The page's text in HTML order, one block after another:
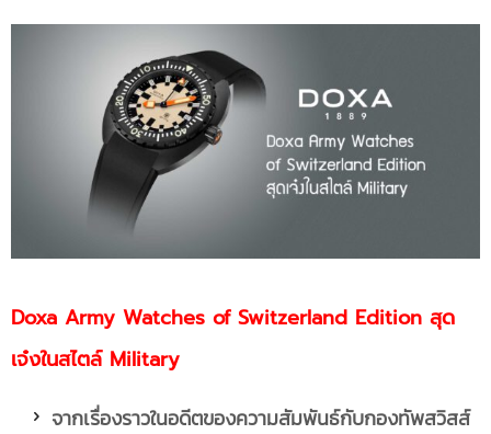
Doxa Army Watches of Switzerland Edition สุด
เจ๋งในสไตล์ Military
จากเรื่องราวในอดีตของความสัมพันธ์กับกองทัพสวิสส์